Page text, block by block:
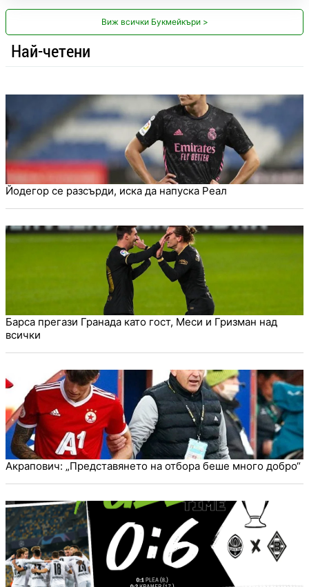
Виж всички Букмейкъри >
Най-четени
Йодегор се разсърди, иска да напуска Реал
Барса прегази Гранада като гост, Меси и Гризман над
всички
Акрапович: „Представянето на отбора беше много добро“